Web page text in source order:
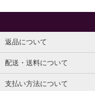
返品について
配送・送料について
支払い方法について